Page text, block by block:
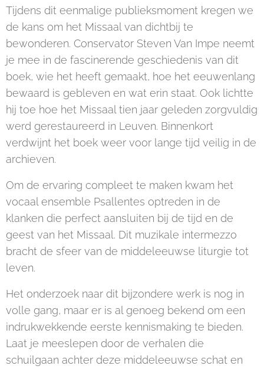
Tijdens dit eenmalige publieksmoment kregen we
de kans om het Missaal van dichtbij te
bewonderen. Conservator Steven Van Impe neemt
je mee in de fascinerende geschiedenis van dit
boek, wie het heeft gemaakt, hoe het eeuwenlang
bewaard is gebleven en wat erin staat. Ook lichtte
hij toe hoe het Missaal tien jaar geleden zorgvuldig
werd gerestaureerd in Leuven. Binnenkort
verdwijnt het boek weer voor lange tijd veilig in de
archieven.
Om de ervaring compleet te maken kwam het
vocaal ensemble Psallentes optreden in de
klanken die perfect aansluiten bij de tijd en de
geest van het Missaal. Dit muzikale intermezzo
bracht de sfeer van de middeleeuwse liturgie tot
leven.
Het onderzoek naar dit bijzondere werk is nog in
volle gang, maar er is al genoeg bekend om een
indrukwekkende eerste kennismaking te bieden.
Laat je meeslepen door de verhalen die
schuilgaan achter deze middeleeuwse schat en